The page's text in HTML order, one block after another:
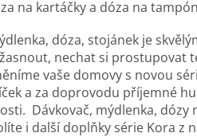
na kartáčky a dóza na
dóza, stojánek je
nechat si prostupovat
vaše domovy s novou
a za doprovodu příjemné
Dávkovač, mýdlenka,
i další doplňky série Kora z